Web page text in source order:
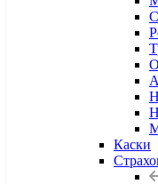
Каски